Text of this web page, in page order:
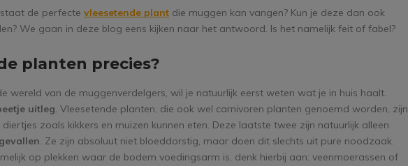
de perfecte vleesetende plant die muggen kan vangen? Kun je deze dan ook
We gaan in deze blog eens kijken naar het antwoord. Is het namelijk feit of fabel?
planten precies?
wereld van de muggenverdelgers, wil je natuurlijk eerst weten wat je in huis haalt.
uitleg. Vleesetende planten, die ook wel carnivoren planten genoemd worden, zijn
zoals kikkers en muizen kunnen eten. Deze laatste twee zijn natuurlijk alleen
. Ze zijn absoluut niet bloeddorstig, maar doen dit slechts uit pure noodzaak.
op plekken waar de bodem voedingsarm is, denk hierbij aan: veenmoerassen of